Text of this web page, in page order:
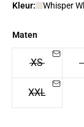
Kleur: Whisper
Maten
XS
XXL